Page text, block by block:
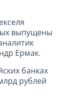
выпущены
Ермак.
банках
рублей